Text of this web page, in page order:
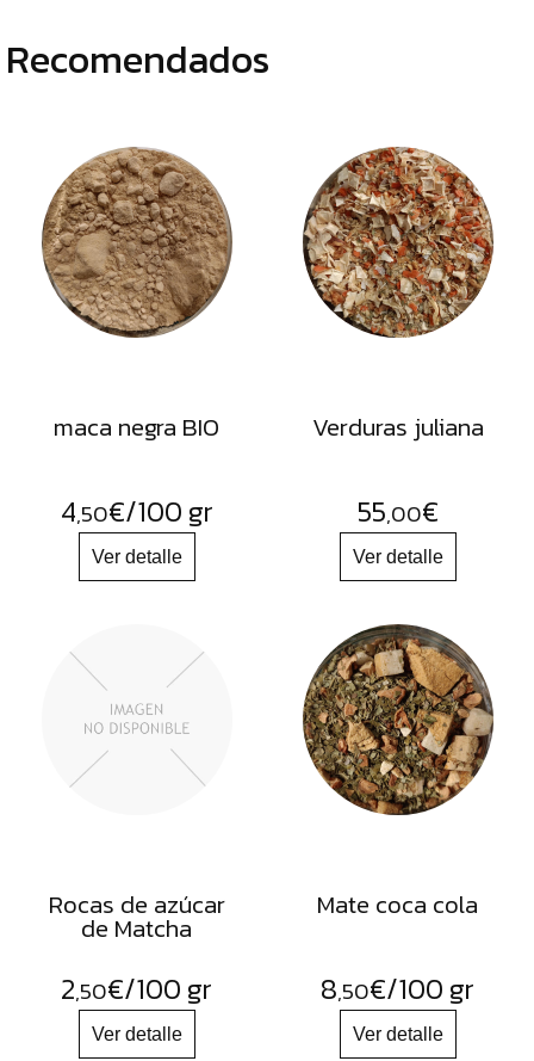
Recomendados
maca negra BIO
4,50€/100 gr
Verduras juliana
55,00€
Rocas de azúcar
de Matcha
2,50€/100 gr
Mate coca cola
8,50€/100 gr